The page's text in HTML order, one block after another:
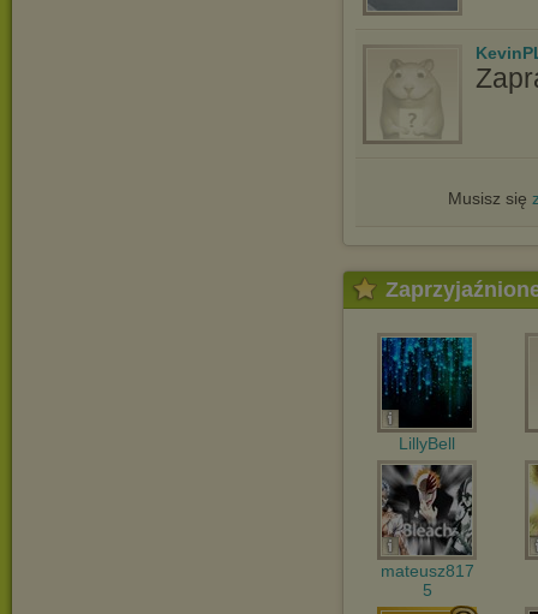
Musisz się
LillyBell
mateusz817
5